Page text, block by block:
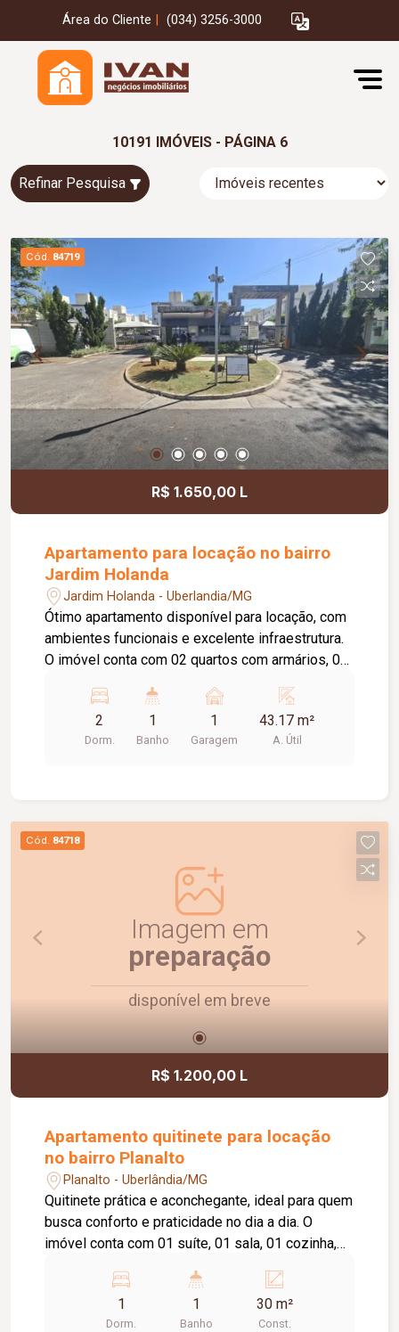
Área do Cliente (034) 3256-3000
10191 IMÓVEIS - PÁGINA 6
Refinar Pesquisa
Cód. 84719
R$ 1.650,00 L
Apartamento para locação no bairro
Jardim Holanda
Jardim Holanda - Uberlandia/MG
Ótimo apartamento disponível para locação, com
ambientes funcionais e excelente infraestrutura.
O imóvel conta com 02 quartos com armários, 01
e depurador (sugar), 01 área de serviço, 01
banheiro social com box em vidro e armário,
elevador e 01 vaga de garagem. O condomínio
2
Dorm.
1
Banho
1
Garagem
43.17 m²
A. Útil
Cód. 84718
Imagem em
preparação
disponível em breve
R$ 1.200,00 L
Apartamento quitinete para locação
no bairro Planalto
Planalto - Uberlândia/MG
Quitinete prática e aconchegante, ideal para quem
busca conforto e praticidade no dia a dia. O
imóvel conta com 01 suíte, 01 sala, 01 cozinha,
Excelente opção para solteiros, estudantes ou
1
Dorm.
1
Banho
30 m²
Const.